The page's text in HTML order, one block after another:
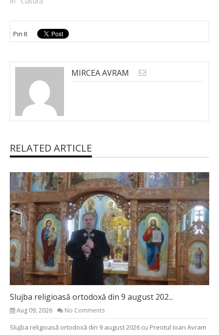
Pin It
MIRCEA AVRAM
RELATED ARTICLE
Slujba religioasă ortodoxă din 9 august 202...
Aug 09, 2026 No Comments
Slujba religioasă ortodoxă din 9 august 2026 cu Preotul Ioan Avram